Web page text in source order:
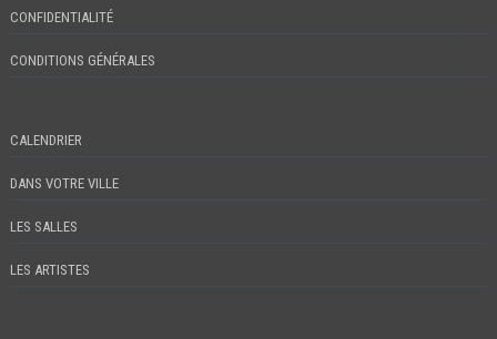
CONFIDENTIALITÉ
CONDITIONS GÉNÉRALES
CALENDRIER
DANS VOTRE VILLE
LES SALLES
LES ARTISTES